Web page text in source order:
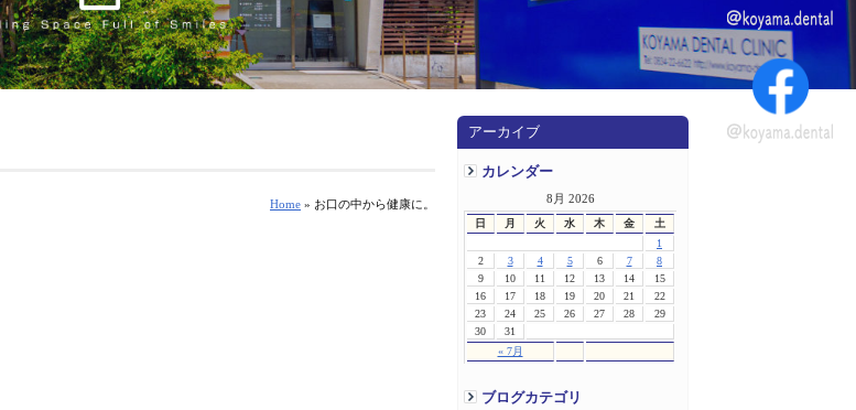
アーカイブ
カレンダー
8月 2026
日 月 火 水 木 金 土
« 7月
1
2
3 4 5 6 7
8
9
10 11 12 13 14
15
16
17 18 19 20 21
22
23
24 25 26 27 28
29
30
31
ブログカテゴリ
Home » お口の中から健康に。